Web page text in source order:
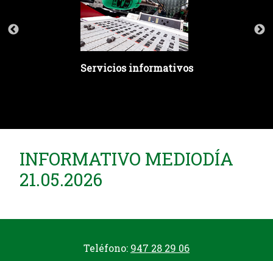
Servicios informativos
INFORMATIVO MEDIODÍA
21.05.2026
Teléfono: 947 28 29 06